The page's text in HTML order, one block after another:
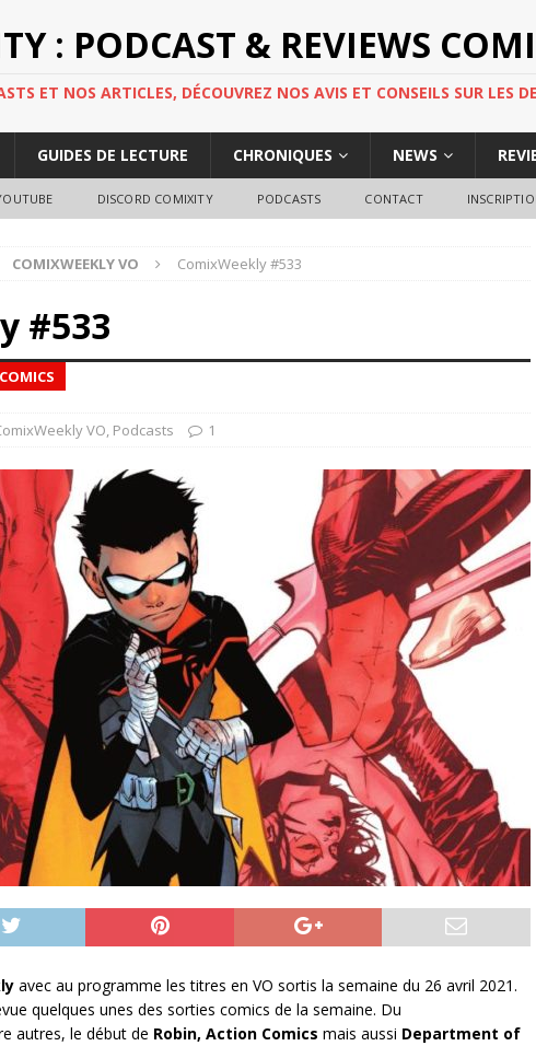
: PODCAST & REVIEWS
ET NOS ARTICLES, DÉCOUVREZ NOS AVIS ET CONSEILS SUR LES
GUIDES DE LECTURE CHRONIQUES NEWS
DISCORD COMIXITY PODCASTS CONTACT
COMIXWEEKLY VO ComixWeekly #533
#533
VO, Podcasts 1
avec au programme les titres en VO sortis la semaine du 26 avril 2021.
quelques unes des sorties comics de la semaine. Du
autres, le début de Robin, Action Comics mais aussi Department of